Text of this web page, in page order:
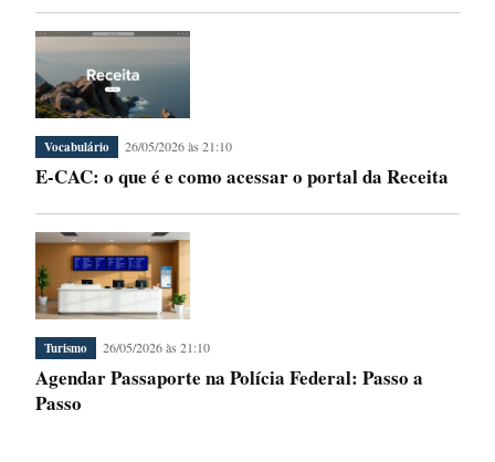
Vocabulário 26/05/2026 às 21:10
E-CAC: o que é e como acessar o portal da Receita
Turismo 26/05/2026 às 21:10
Agendar Passaporte na Polícia Federal: Passo a
Passo